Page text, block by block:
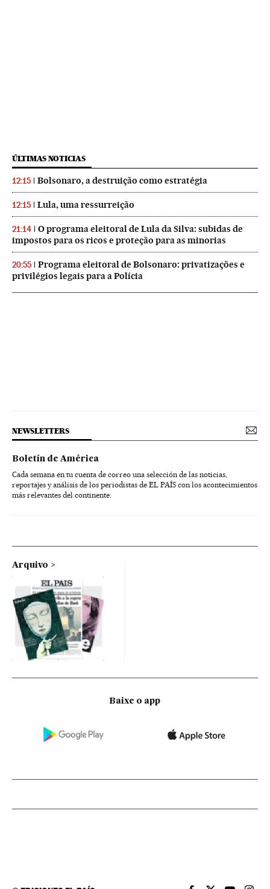
ÚLTIMAS NOTICIAS
12:15 Bolsonaro, a destruição como estratégia
12:15 Lula, uma ressurreição
21:14
O programa eleitoral de Lula da Silva: subidas de
impostos para os ricos e proteção para as minorias
20:55
Programa eleitoral de Bolsonaro: privatizações e
privilégios legais para a Polícia
NEWSLETTERS
Boletín de América
Cada semana en tu cuenta de correo una selección de las noticias,
reportajes y análisis de los periodistas de EL PAÍS con los acontecimientos
más relevantes del continente.
Arquivo
Baixe o app